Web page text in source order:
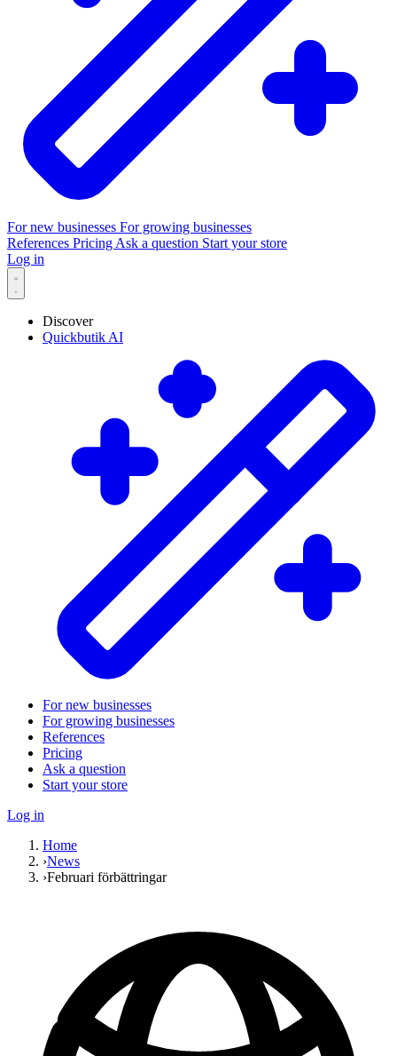
For new businesses For growing businesses
References Pricing Ask a question Start your store
Log in
Discover
Quickbutik AI
For new businesses
For growing businesses
References
Pricing
Ask a question
Start your store
Log in
Home
›News
›Februari förbättringar